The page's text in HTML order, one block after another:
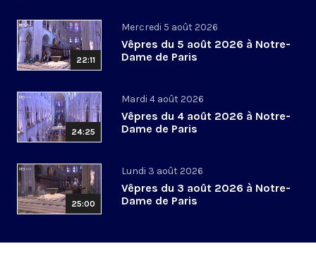
22:11
Mercredi 5 août 2026
Vêpres du 5 août 2026 à Notre-
Dame de Paris
24:25
Mardi 4 août 2026
Vêpres du 4 août 2026 à Notre-
Dame de Paris
25:00
Lundi 3 août 2026
Vêpres du 3 août 2026 à Notre-
Dame de Paris